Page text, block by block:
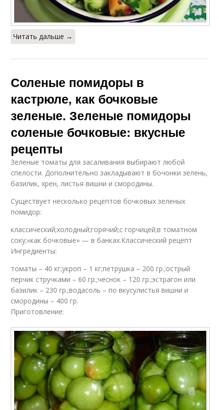
Читать дальше →
Соленые помидоры в
кастрюле, как бочковые
зеленые. Зеленые помидоры
соленые бочковые: вкусные
рецепты
Зеленые томаты для засаливания выбирают любой
спелости. Дополнительно закладывают в бочонки зелень,
базилик, хрен, листья вишни и смородины.
Существует несколько рецептов бочковых зеленых
помидор:
классический;холодный;горячий;с горчицей;в томатном
соку;«как бочковые» — в банках.Классический рецепт
Ингредиенты:
томаты – 40 кг;укроп – 1 кг;петрушка – 200 гр.;острый
перчик стручками – 60 гр.;чеснок – 120 гр.;эстрагон или
базилик – 230 гр.;водасоль – по вкусулистья вишни и
смородины – 400 гр.
Приготовление: